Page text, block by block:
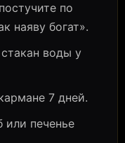
по
наяву богат».
воды у
7 дней.
или печенье